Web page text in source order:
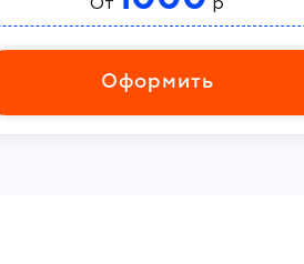
Оформить